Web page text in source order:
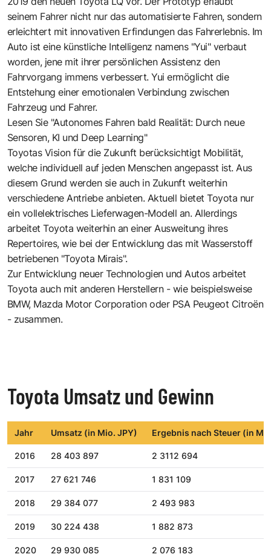
seinem Fahrer nicht nur das automatisierte Fahren, sondern
erleichtert mit innovativen Erfindungen das Fahrerlebnis. Im
Auto ist eine künstliche Intelligenz namens "Yui" verbaut
worden, jene mit ihrer persönlichen Assistenz den
Fahrvorgang immens verbessert. Yui ermöglicht die
Entstehung einer emotionalen Verbindung zwischen
Fahrzeug und Fahrer.
Lesen Sie "Autonomes Fahren bald Realität: Durch neue
Sensoren, KI und Deep Learning"
Toyotas Vision für die Zukunft berücksichtigt Mobilität,
welche individuell auf jeden Menschen angepasst ist. Aus
diesem Grund werden sie auch in Zukunft weiterhin
verschiedene Antriebe anbieten. Aktuell bietet Toyota nur
ein vollelektrisches Lieferwagen-Modell an. Allerdings
arbeitet Toyota weiterhin an einer Ausweitung ihres
Repertoires, wie bei der Entwicklung das mit Wasserstoff
betriebenen "Toyota Mirais".
Zur Entwicklung neuer Technologien und Autos arbeitet
Toyota auch mit anderen Herstellern - wie beispielsweise
BMW, Mazda Motor Corporation oder PSA Peugeot Citroën
- zusammen.
Toyota Umsatz und Gewinn
Jahr Umsatz (in Mio. JPY) Ergebnis nach Steuer (in
2016 28 403 897 2 3112 694
2017 27 621 746 1 831 109
2018 29 384 077 2 493 983
2019 30 224 438 1 882 873
2020 29 930 085 2 076 183